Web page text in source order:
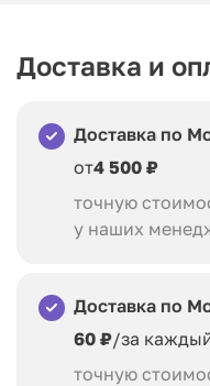
Доставка и
Доставка по
от4 500 ₽
точную
у наших
Доставка по
60 ₽/за
точную